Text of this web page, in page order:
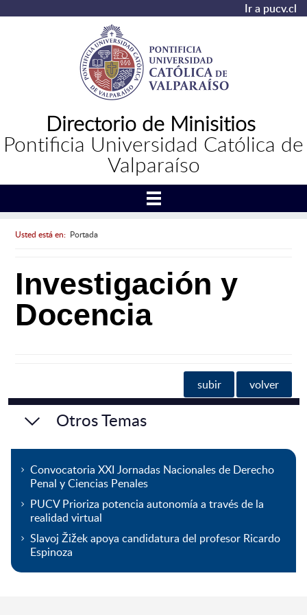
Ir a pucv.cl
Directorio de Minisitios
Pontificia Universidad Católica de
Valparaíso
Usted está en: Portada
Investigación y
Docencia
subir volver
Otros Temas
Convocatoria XXI Jornadas Nacionales de Derecho
Penal y Ciencias Penales
PUCV Prioriza potencia autonomía a través de la
realidad virtual
Slavoj Žižek apoya candidatura del profesor Ricardo
Espinoza